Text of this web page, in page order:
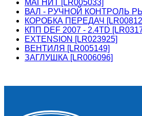
МАГНИТ [LR005033]
ВАЛ - РУЧНОЙ КОНТРОЛЬ
КОРОБКА ПЕРЕДАЧ
КПП DEF 2007 - 2.4TD
EXTENSION [LR023925]
ВЕНТИЛЯ [LR005149]
ЗАГЛУШКА [LR006096]